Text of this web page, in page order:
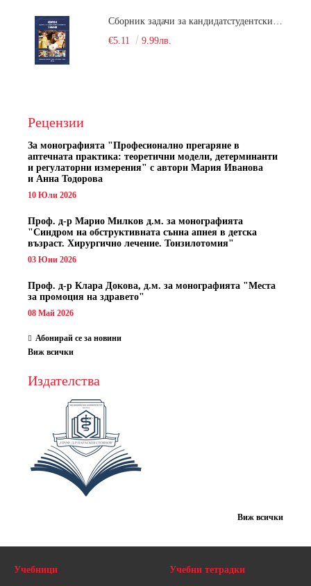
Сборник задачи за кандидатстудентски изпит по химия
€5.11
9.99лв.
Рецензии
За монографията "Професионално прегаряне в
аптечната практика: теоретични модели, детерминанти
и регулаторни измерения" с автори Мария Иванова
и Анна Тодорова
10 Юли 2026
Проф. д-р Марио Милков д.м. за монографията
"Синдром на обструктивната сънна апнея в детска
възраст. Хирургично лечение. Тонзилотомия"
03 Юни 2026
Проф. д-р Клара Докова, д.м. за монографията "Места
за промоция на здравето"
08 Май 2026
Абонирай се за новини
Виж всички
Издателства
Виж всички
Учебници Учебни тетрадки